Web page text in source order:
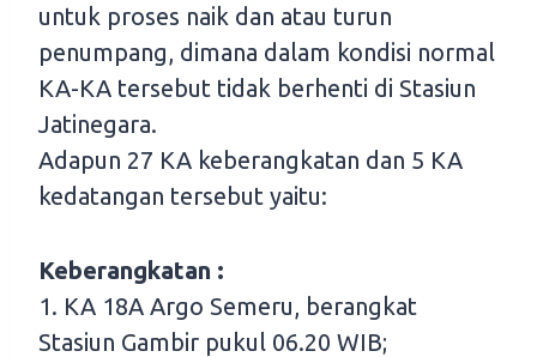
untuk proses naik dan atau turun
penumpang, dimana dalam kondisi normal
KA-KA tersebut tidak berhenti di Stasiun
Jatinegara.
Adapun 27 KA keberangkatan dan 5 KA
kedatangan tersebut yaitu:
Keberangkatan :
1. KA 18A Argo Semeru, berangkat
Stasiun Gambir pukul 06.20 WIB;